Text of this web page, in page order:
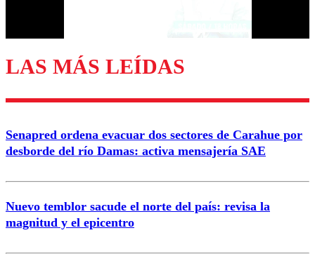
Enviar comentario
LAS MÁS LEÍDAS
Senapred ordena evacuar dos sectores de Carahue por
desborde del río Damas: activa mensajería SAE
Nuevo temblor sacude el norte del país: revisa la
magnitud y el epicentro